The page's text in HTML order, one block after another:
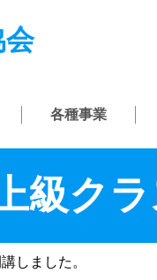
会
各種事業
級クラ
しました。